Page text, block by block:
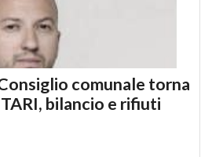
comunale torna
bilancio e rifiuti